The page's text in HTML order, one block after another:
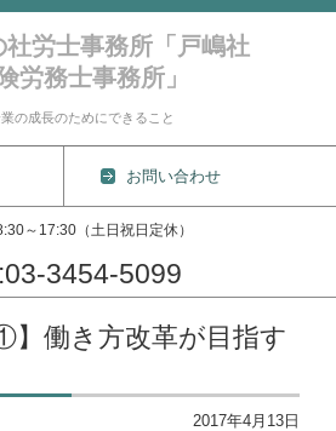
社労士事務所「戸嶋社
労務士事務所」
業の成長のためにできること
お問い合わせ
～17:30（土日祝日定休）
3454-5099
】働き方改革が目指す
2017年4月13日